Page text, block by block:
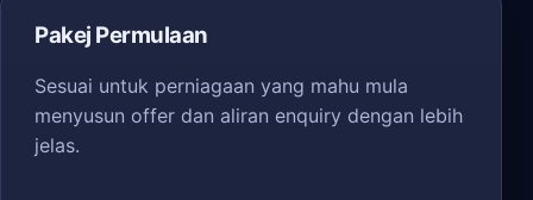
Pakej Permulaan
Sesuai untuk perniagaan yang mahu mula
menyusun offer dan aliran enquiry dengan lebih
jelas.